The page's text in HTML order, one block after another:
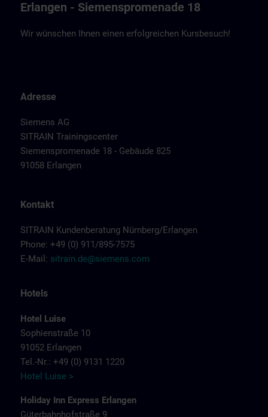
Erlangen - Siemenspromenade 18
Wir wünschen Ihnen einen erfolgreichen Kursbesuch!
Adresse
Siemens AG
SITRAIN Trainingscenter
Siemenspromenade 18 - Gebäude 825
91058 Erlangen
Kontakt
SITRAIN Kundenberatung Nürnberg/Erlangen
Phone: +49 (0) 911/895-7575
E-Mail: sitrain.de@siemens.com
Hotels
Hotel Luise
Sophienstraße 10
91052 Erlangen
Tel.-Nr.: +49 (0) 9131 1220
Hotel Luise >
Holiday Inn Express Erlangen
Güterbahnhofstraße 9